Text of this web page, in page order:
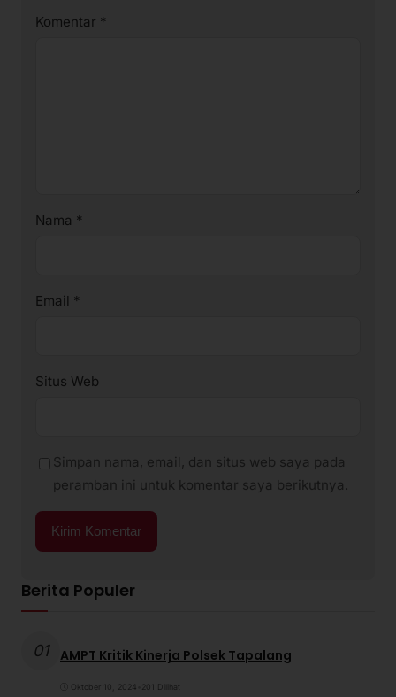
Komentar *
Nama *
Email *
Situs Web
Simpan nama, email, dan situs web saya pada
peramban ini untuk komentar saya berikutnya.
Berita Populer
01 AMPT Kritik Kinerja Polsek Tapalang
Oktober 10, 2024 201 Dilihat